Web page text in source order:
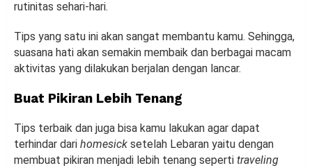
rutinitas sehari-hari.
Tips yang satu ini akan sangat membantu kamu. Sehingga,
suasana hati akan semakin membaik dan berbagai macam
aktivitas yang dilakukan berjalan dengan lancar.
Buat Pikiran Lebih Tenang
Tips terbaik dan juga bisa kamu lakukan agar dapat
terhindar dari homesick setelah Lebaran yaitu dengan
membuat pikiran menjadi lebih tenang seperti traveling